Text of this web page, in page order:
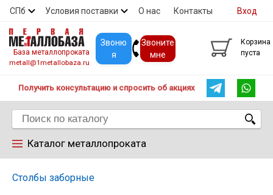
СПб Условия поставки О нас Контакты
Скидки Прайс Покупателям
Вход
База металлопроката
metall@1metallobaza.ru
Звоню
я
Звоните
мне
Корзина
пуста
Получить консультацию и спросить об акциях
Каталог металлопроката
Арматура
Столбы заборные